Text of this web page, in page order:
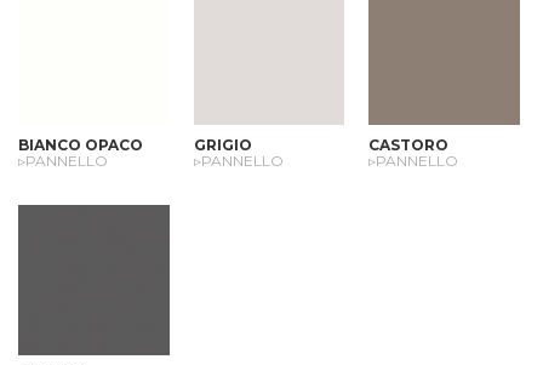
BIANCO OPACO
▹PANNELLO
GRIGIO
▹PANNELLO
CASTORO
▹PANNELLO